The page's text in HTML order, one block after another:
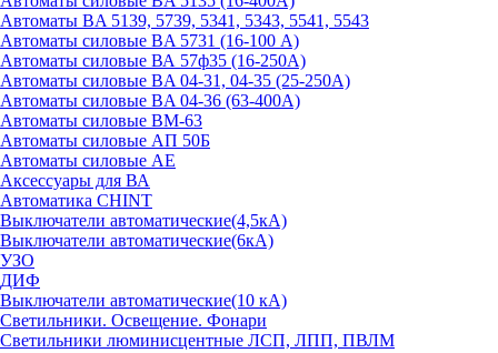
Автоматы BA 5139, 5739, 5341, 5343, 5541, 5543
Автоматы силовые BA 5731 (16-100 А)
Автоматы силовые ВА 57ф35 (16-250А)
Автоматы силовые BA 04-31, 04-35 (25-250А)
Автоматы силовые BA 04-36 (63-400А)
Автоматы силовые ВМ-63
Автоматы силовые АП 50Б
Автоматы силовые АЕ
Аксессуары для ВА
Автоматика CHINT
Выключатели автоматические(4,5кА)
Выключатели автоматические(6кА)
УЗО
ДИФ
Выключатели автоматические(10 кА)
Светильники. Освещение. Фонари
Светильники люминисцентные ЛСП, ЛПП, ПВЛМ